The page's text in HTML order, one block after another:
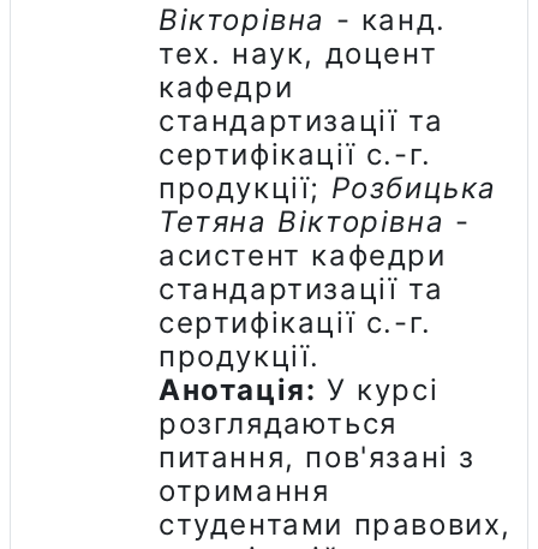
Вікторівна - канд.
тех. наук, доцент
кафедри
стандартизації та
сертифікації с.-г.
продукції; Розбицька
Тетяна Вікторівна -
асистент кафедри
стандартизації та
сертифікації с.-г.
продукції.
Анотація: У курсі
розглядаються
питання, пов'язані з
отримання
студентами правових,